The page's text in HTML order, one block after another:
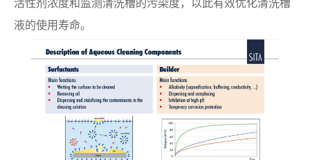
液的使用寿命。